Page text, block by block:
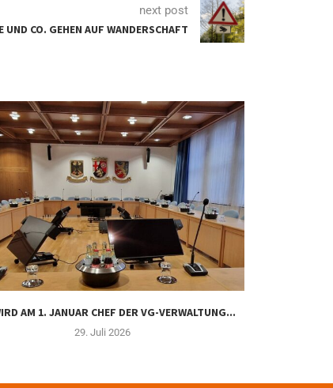
next post
CO. GEHEN AUF WANDERSCHAFT
AM 1. JANUAR CHEF DER VG-VERWALTUNG...
29. Juli 2026